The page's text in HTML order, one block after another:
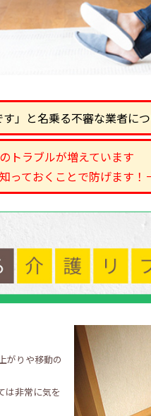
す」と名乗る不審な業者に
トラブルが増えています
っておくことで防げます！
がりや移動の
は非常に気を